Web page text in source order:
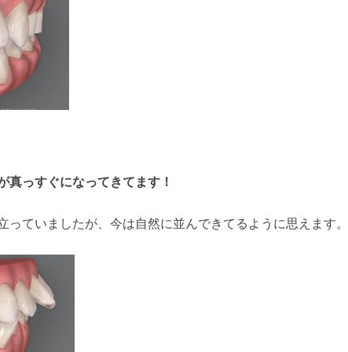
真っすぐになってきてます！
っていましたが、今は自然に並んできてるように思えます。